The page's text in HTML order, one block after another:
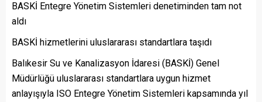
BASKİ Entegre Yönetim Sistemleri denetiminden tam not
aldı
BASKİ hizmetlerini uluslararası standartlara taşıdı
Balıkesir Su ve Kanalizasyon İdaresi (BASKİ) Genel
Müdürlüğü uluslararası standartlara uygun hizmet
anlayışıyla ISO Entegre Yönetim Sistemleri kapsamında yıl